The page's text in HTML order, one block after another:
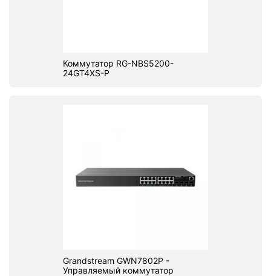
Коммутатор RG-NBS5200-
24GT4XS-P
Grandstream GWN7802P -
Управляемый коммутатор